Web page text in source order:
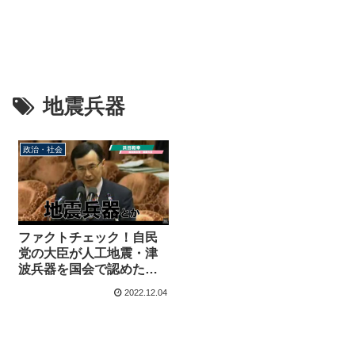
地震兵器
政治・社会
ファクトチェック！自民
党の大臣が人工地震・津
波兵器を国会で認めた？
の政務官が陰謀論を糾弾
2022.12.04